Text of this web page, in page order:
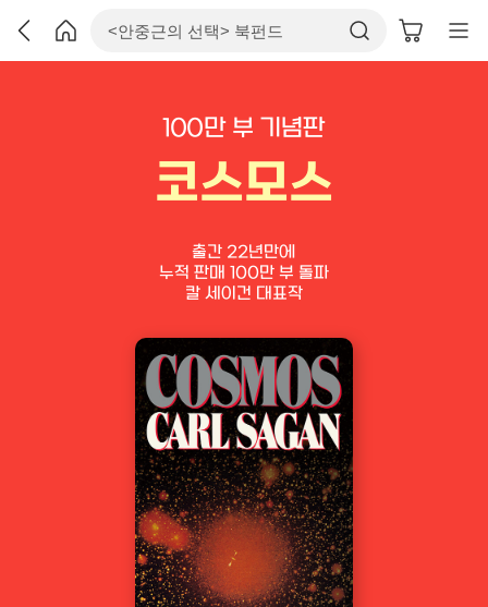
100만 부 기념판
코스모스
출간 22년만에
누적 판매 100만 부 돌파
칼 세이건 대표작